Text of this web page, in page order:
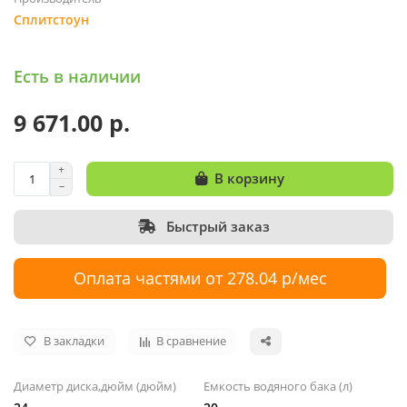
Сплитстоун
Есть в наличии
9 671.00 р.
В корзину
Быстрый заказ
Оплата частями от 278.04 р/мес
В закладки В сравнение
Диаметр диска,дюйм (дюйм) Емкость водяного бака (л)